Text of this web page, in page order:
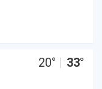
20° | 33°